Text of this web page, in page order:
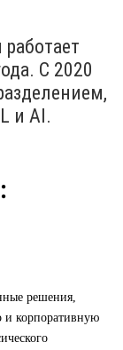
С 2020
и AI.
решения,
и корпоративную